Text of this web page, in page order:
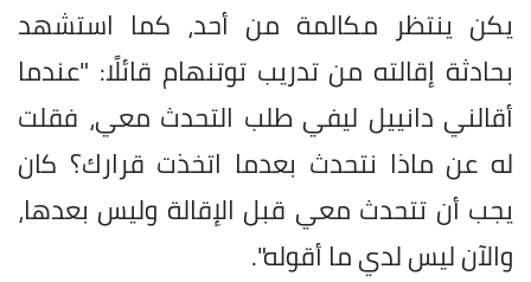
يكن ينتظر مكالمة من أحد، كما استشهد
بحادثة إقالته من تدريب توتنهام قائلًا: "عندما
أقالني دانييل ليفي طلب التحدث معي، فقلت
له عن ماذا نتحدث بعدما اتخذت قرارك؟ كان
يجب أن تتحدث معي قبل الإقالة وليس بعدها،
والآن ليس لدي ما أقوله".